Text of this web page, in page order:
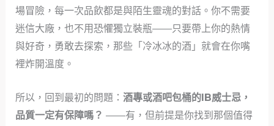
場冒險，每一次品飲都是與陌生靈魂的對話。你不需要
迷信大廠，也不用恐懼獨立裝瓶——只要帶上你的熱情
與好奇，勇敢去探索，那些「冷冰冰的酒」就會在你嘴
裡炸開溫度。
所以，回到最初的問題： 酒專或酒吧包桶的IB威士忌，
品質一定有保障嗎？ ——有，但前提是你找到那個值得